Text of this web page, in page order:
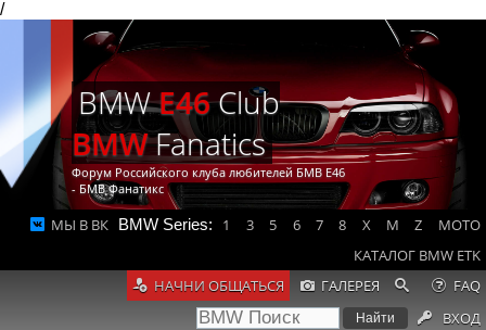
/
BMWE46Club
BMWFanatics
Форум Российского клуба любителей БМВ Е46
- БМВ Фанатикс
МЫ В ВК BMW Series: 1 3 5 6 7 8 X M Z
MOTO
КАТАЛОГ BMW ETK
НАЧНИ ОБЩАТЬСЯ
ГАЛЕРЕЯ
FAQ
ВХОД